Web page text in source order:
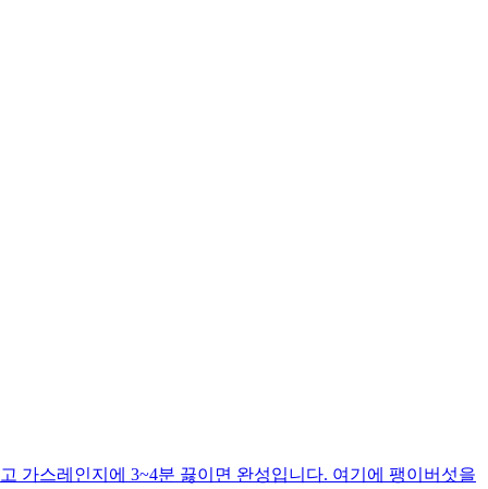
가스레인지에 3~4분 끓이면 완성입니다. 여기에 팽이버섯을